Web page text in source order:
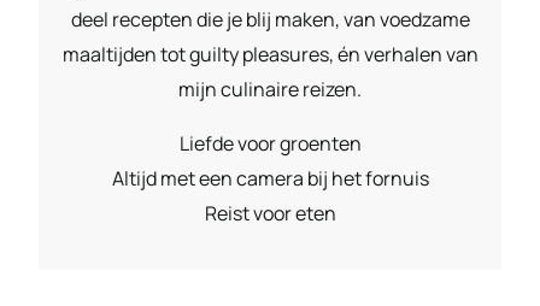
deel recepten die je blij maken, van voedzame
maaltijden tot guilty pleasures, én verhalen van
mijn culinaire reizen.
Liefde voor groenten
Altijd met een camera bij het fornuis
Reist voor eten